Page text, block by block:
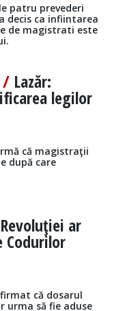
patru prevederi
decis ca infiintarea
de magistrati este
/ Lazăr:
legilor
că magistraţii
după care
ar
că dosarul
urma să fie aduse